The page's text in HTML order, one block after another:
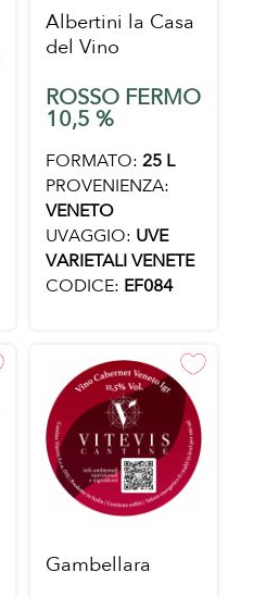
Albertini la Casa
del Vino
ROSSO FERMO
10,5 %
FORMATO: 25 L
PROVENIENZA:
VENETO
UVAGGIO: UVE
VARIETALI VENETE
CODICE: EF084
Gambellara